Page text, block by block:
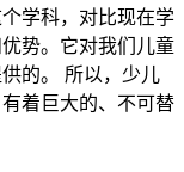
学科，对比现在学
势。它对我们儿童
的。 所以，少儿
着巨大的、不可替